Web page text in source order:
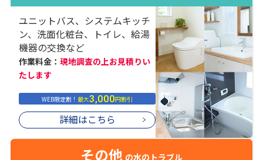
ユニットバス、システムキッチ
ン、洗面化粧台、トイレ、給湯
機器の交換など
作業料金： 現地調査の上お見積りい
たします
WEB限定割！最大3,000円割引
詳細はこちら
その他 の水のトラブル